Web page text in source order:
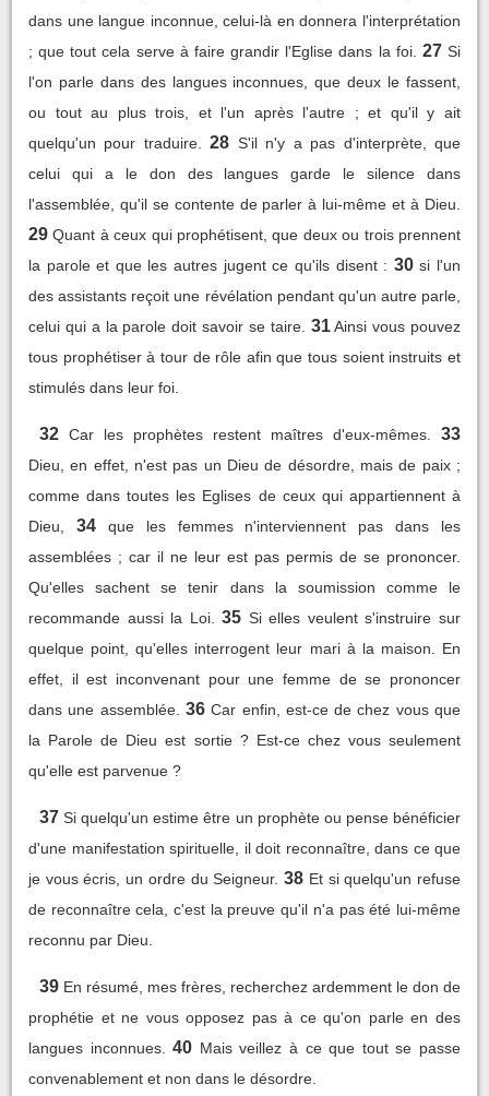
dans une langue inconnue, celui-là en donnera l'interprétation
; que tout cela serve à faire grandir l'Eglise dans la foi. 27 Si
l'on parle dans des langues inconnues, que deux le fassent,
ou tout au plus trois, et l'un après l'autre ; et qu'il y ait
quelqu'un pour traduire.
28 S'il n'y a pas d'interprète, que
celui qui a le don des langues garde le silence dans
l'assemblée, qu'il se contente de parler à lui-même et à Dieu.
29 Quant à ceux qui prophétisent, que deux ou trois prennent
la parole et que les autres jugent ce qu'ils disent : 30 si l'un
des assistants reçoit une révélation pendant qu'un autre parle,
celui qui a la parole doit savoir se taire. 31 Ainsi vous pouvez
tous prophétiser à tour de rôle afin que tous soient instruits et
stimulés dans leur foi.
32 Car les prophètes restent maîtres d'eux-mêmes. 33
Dieu, en effet, n'est pas un Dieu de désordre, mais de paix ;
comme dans toutes les Eglises de ceux qui appartiennent à
Dieu,
34
que les femmes n'interviennent pas dans les
assemblées ; car il ne leur est pas permis de se prononcer.
Qu'elles sachent se tenir dans la soumission comme le
recommande aussi la Loi.
35 Si elles veulent s'instruire sur
quelque point, qu'elles interrogent leur mari à la maison. En
effet, il est inconvenant pour une femme de se prononcer
dans une assemblée. 36 Car enfin, est-ce de chez vous que
la Parole de Dieu est sortie ? Est-ce chez vous seulement
qu'elle est parvenue ?
37 Si quelqu'un estime être un prophète ou pense bénéficier
d'une manifestation spirituelle, il doit reconnaître, dans ce que
je vous écris, un ordre du Seigneur. 38 Et si quelqu'un refuse
de reconnaître cela, c'est la preuve qu'il n'a pas été lui-même
reconnu par Dieu.
39 En résumé, mes frères, recherchez ardemment le don de
prophétie et ne vous opposez pas à ce qu'on parle en des
langues inconnues.
40 Mais veillez à ce que tout se passe
convenablement et non dans le désordre.